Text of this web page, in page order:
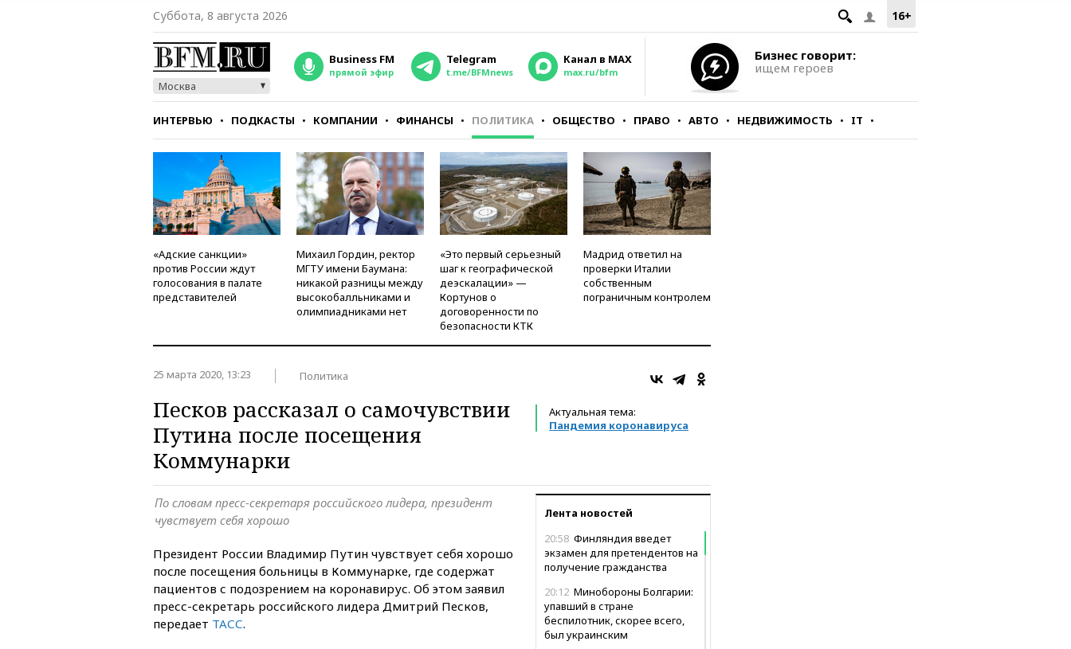
16+
Суббота, 8 августа 2026
Москва
Business FM
прямой эфир
Telegram
t.me/BFMnews
Канал в MAX
max.ru/bfm
Бизнес говорит:
ищем героев
ИНТЕРВЬЮ ПОДКАСТЫ КОМПАНИИ ФИНАНСЫ ПОЛИТИКА ОБЩЕСТВО ПРАВО АВТО НЕДВИЖИМОСТЬ IT
СТИЛЬ ТЕСТЫ
«Адские санкции»
против России ждут
голосования в палате
представителей
Михаил Гордин, ректор
МГТУ имени Баумана:
никакой разницы между
высокобалльниками и
олимпиадниками нет
«Это первый серьезный
шаг к географической
деэскалации» —
Кортунов о
договоренности по
безопасности КТК
Мадрид ответил на
проверки Италии
собственным
пограничным контролем
25 марта 2020, 13:23 Политика
Актуальная тема:
Пандемия коронавируса
Песков рассказал о самочувствии
Путина после посещения
Коммунарки
Лента новостей
20:58 Финляндия введет
экзамен для претендентов на
получение гражданства
20:12 Минобороны Болгарии:
упавший в стране
беспилотник, скорее всего,
был украинским
По словам пресс-секретаря российского лидера, президент
чувствует себя хорошо
Президент России Владимир Путин чувствует себя хорошо
после посещения больницы в Коммунарке, где содержат
пациентов с подозрением на коронавирус. Об этом заявил
пресс-секретарь российского лидера Дмитрий Песков,
передает ТАСС.